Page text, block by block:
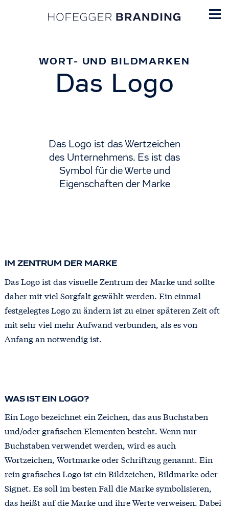
Das Logo
WORT- UND BILDMARKEN
Das Logo ist das Wertzeichen
des Unternehmens. Es ist das
Symbol für die Werte und
Eigenschaften der Marke
IM ZENTRUM DER MARKE
Das Logo ist das visuelle Zentrum der Marke und sollte
daher mit viel Sorgfalt gewählt werden. Ein einmal
festgelegtes Logo zu ändern ist zu einer späteren Zeit oft
mit sehr viel mehr Aufwand verbunden, als es von
Anfang an notwendig ist.
WAS IST EIN LOGO?
Ein Logo bezeichnet ein Zeichen, das aus Buchstaben
und/oder grafischen Elementen besteht. Wenn nur
Buchstaben verwendet werden, wird es auch
Wortzeichen, Wortmarke oder Schriftzug genannt. Ein
rein grafisches Logo ist ein Bildzeichen, Bildmarke oder
Signet. Es soll im besten Fall die Marke symbolisieren,
das heißt auf die Marke und ihre Werte verweisen. Dabei